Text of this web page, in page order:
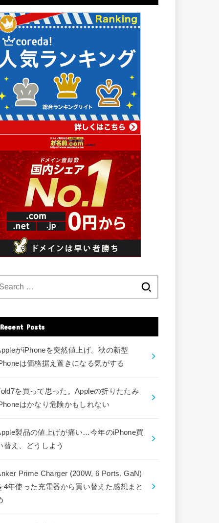
Recent Posts
がiPhoneを突然値上げ。秋の新型
は価格据え置きになる気がする
を買って思った。Appleの折りたたみ
はかなり危険かもしれない
製品の値上げが痛い…今年のiPhone買
替え、どうしよう
Prime Charger (200W, 6 Ports, GaN)
4年使った充電器から買い替えた感想まと